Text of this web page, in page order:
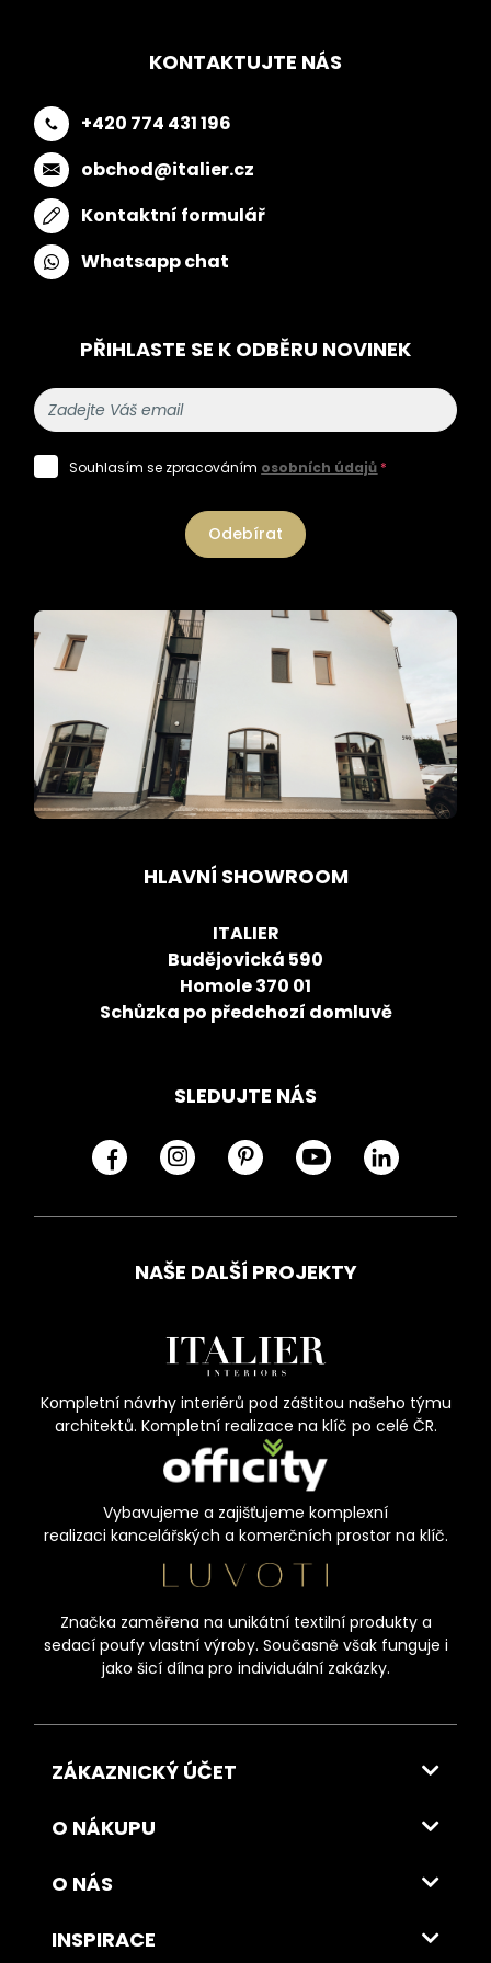
KONTAKTUJTE NÁS
+420 774 431 196
obchod@italier.cz
Kontaktní formulář
Whatsapp chat
PŘIHLASTE SE K ODBĚRU NOVINEK
Souhlasím se zpracováním osobních údajů *
Odebírat
HLAVNÍ SHOWROOM
ITALIER
Budějovická 590
Homole 370 01
Schůzka po předchozí domluvě
SLEDUJTE NÁS
NAŠE DALŠÍ PROJEKTY
Kompletní návrhy interiérů pod záštitou našeho týmu
architektů. Kompletní realizace na klíč po celé ČR.
Vybavujeme a zajišťujeme komplexní
realizaci kancelářských a komerčních prostor na klíč.
Značka zaměřena na unikátní textilní produkty a
sedací poufy vlastní výroby. Současně však funguje i
jako šicí dílna pro individuální zakázky.
ZÁKAZNICKÝ ÚČET
O NÁKUPU
O NÁS
INSPIRACE